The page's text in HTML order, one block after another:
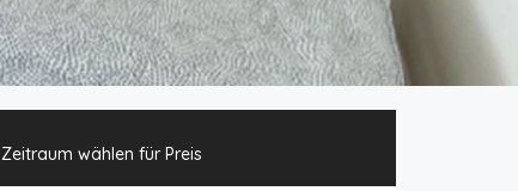
Zeitraum wählen für Preis